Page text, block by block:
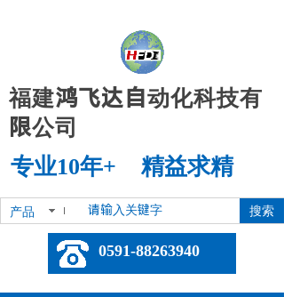
福建鸿飞达自动化科技有
限公司
专业10年+ 精益求精
0591-88263940
产品 搜索